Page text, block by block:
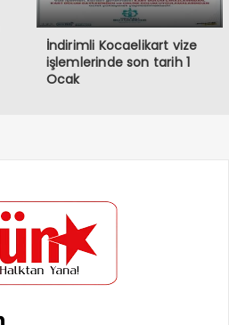
İndirimli Kocaelikart vize
işlemlerinde son tarih 1
Ocak